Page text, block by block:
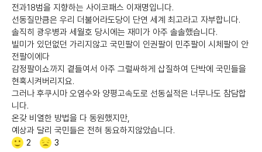
전과18범을 지향하는 사이코패스 이재명입니다.
선동질만큼은 우리 더불어라도당이 단연 세계 최고라고 자부합니다.
솔직히 광우병과 세월호 당시에는 재미가 아주 솔솔했습니다.
빌미가 있던없던 가리지않고 국민팔이 인권팔이 민주팔이 시체팔이 안
전팔이에다
감정팔이쇼까지 곁들여서 아주 그럴싸하게 삽질하여 단박에 국민들을
현혹시켜버리지요.
그러나 후쿠시마 오염수와 양평고속도로 선동실적은 너무나도 참담합
니다.
온갖 비열한 방법을 다 동원했지만,
예상과 달리 국민들은 전혀 동요하지않았습니다.
Like/Dislike
공
2
비
3